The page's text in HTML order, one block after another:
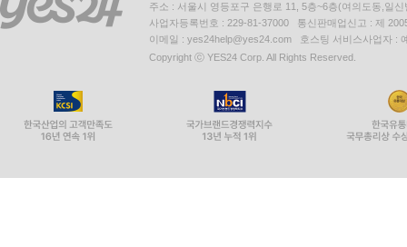
주소 : 서울시 영등포구 은행로 11, 5층~6층(여의도동,일신
사업자등록번호 : 229-81-37000 통신판매업신고 : 제
이메일 : yes24help@yes24.com 호스팅 서비스사업자 :
Copyright ⓒ YES24 Corp. All Rights Reserved.